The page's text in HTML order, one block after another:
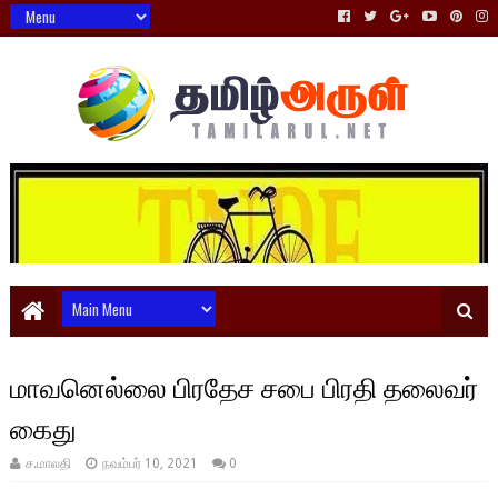
மாவனெல்லை பிரதேச சபை பிரதி தலைவர்
கைது
ச.மாலதி நவம்பர் 10, 2021 0